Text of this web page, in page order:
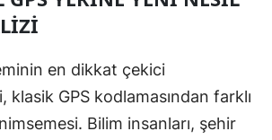
Niğde
Rize
Sakarya
en dikkat çekici
GPS kodlamasından farklı
Bilim insanları, şehir